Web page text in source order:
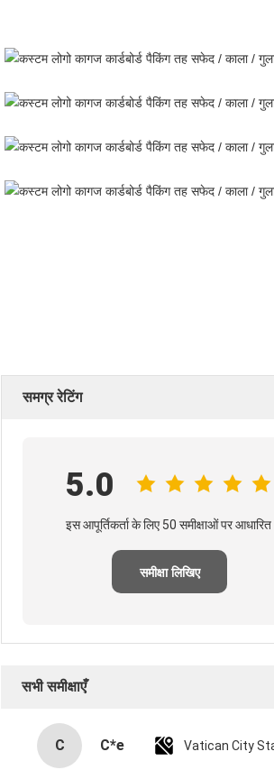
समग्र रेटिंग
5.0
इस आपूर्तिकर्ता के लिए 50 समीक्षाओं पर आधारित
समीक्षा लिखिए
सभी समीक्षाएँ
C C*e